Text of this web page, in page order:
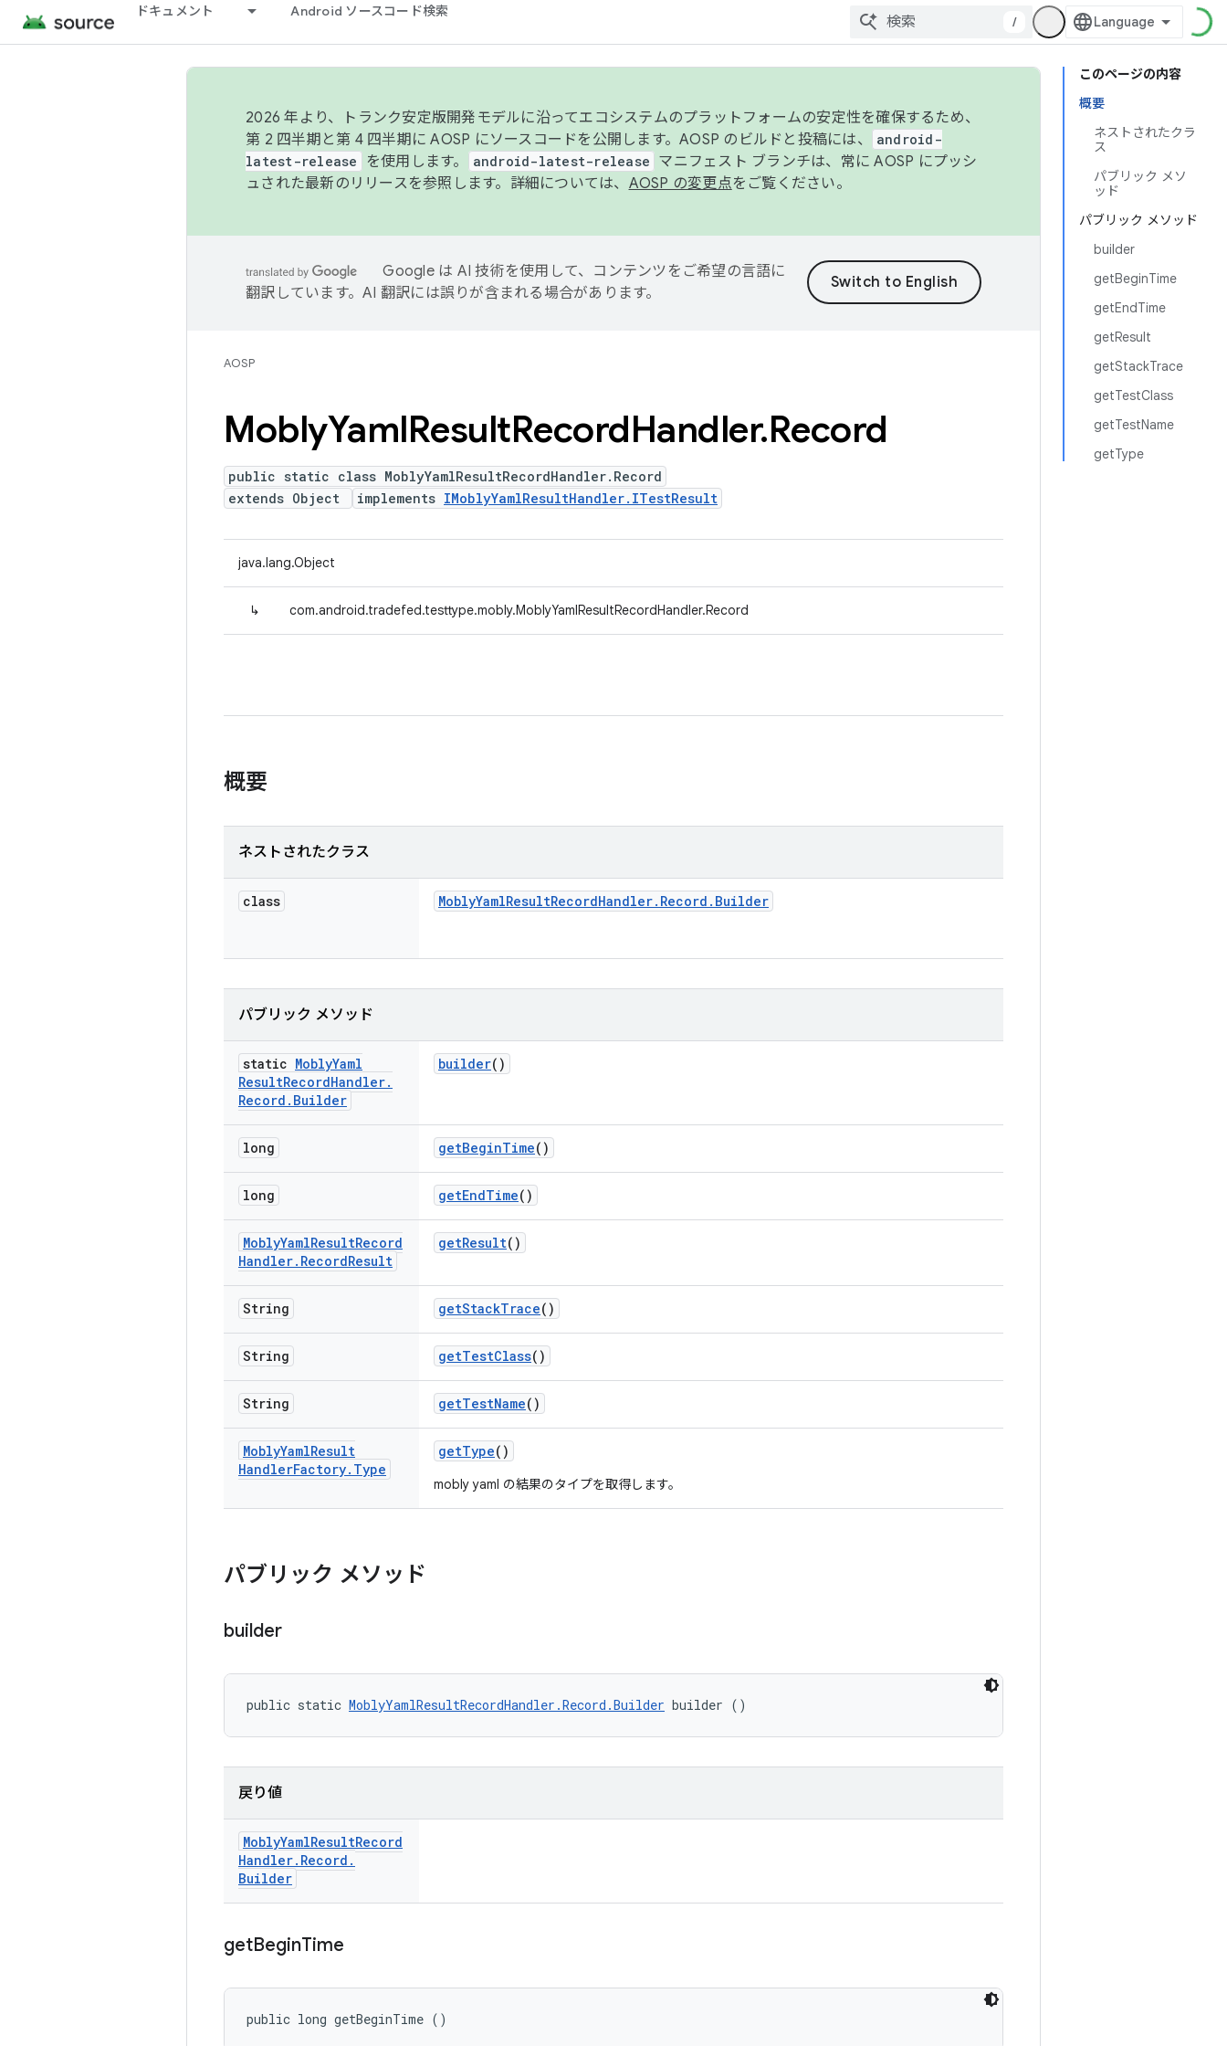
ドキュメント Android ソースコード検索
/
このページの内容
概要
ネストされたクラ
ス
パブリック メソ
ッド
パブリック メソッド
builder
getBeginTime
getEndTime
getResult
getStackTrace
getTestClass
getTestName
getType
2026 年より、トランク安定版開発モデルに沿ってエコシステムのプラットフォームの安定性を確保するため、
第 2 四半期と第 4 四半期に AOSP にソースコードを公開します。AOSP のビルドと投稿には、
android-
latest-release
を使用します。 android-latest-release マニフェスト ブランチは、常に AOSP にプッシ
ュされた最新のリリースを参照します。詳細については、 AOSP の変更点をご覧ください。
Google は AI 技術を使用して、コンテンツをご希望の言語に
翻訳しています。AI 翻訳には誤りが含まれる場合があります。
AOSP
MoblyYamlResultRecordHandler.Record
public static class MoblyYamlResultRecordHandler.Record
extends Object
implements IMoblyYamlResultHandler.ITestResult
java.lang.Object
↳ com.android.tradefed.testtype.mobly.MoblyYamlResultRecordHandler.Record
概要
ネストされたクラス
class MoblyYamlResultRecordHandler. Record . Builder
パブリック メソッド
static MoblyYaml
ResultRecordHandler.
Record . Builder
builder()
long getBeginTime()
long getEndTime()
MoblyYamlResultRecord
Handler. RecordResult
getResult()
String getStackTrace()
String getTestClass()
String getTestName()
MoblyYamlResult
HandlerFactory. Type
getType()
mobly yaml の結果のタイプを取得します。
パブリック メソッド
builder
public static MoblyYamlResultRecordHandler.Record.Builder builder ()
戻り値
MoblyYamlResultRecord
Handler. Record .
Builder
getBeginTime
public long getBeginTime ()